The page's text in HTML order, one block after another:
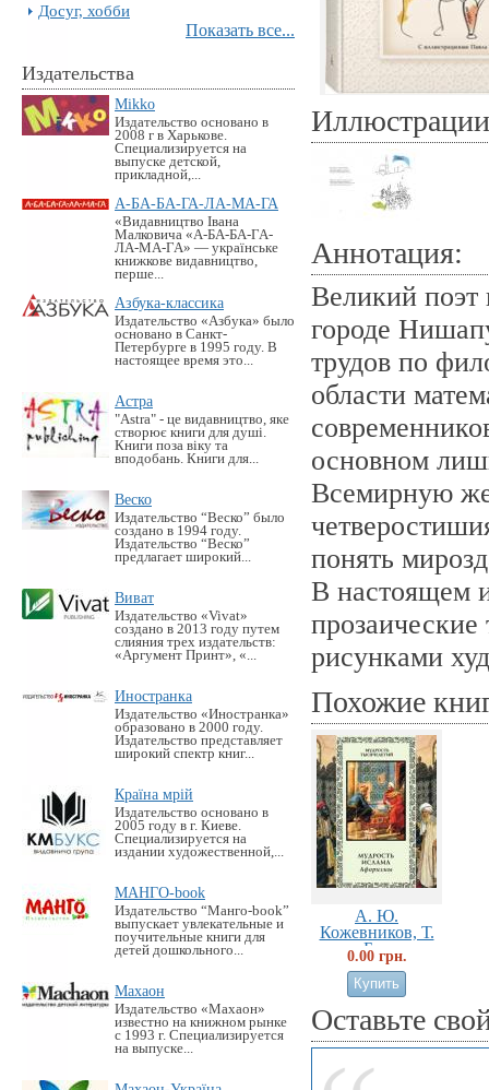
Досуг, хобби
Показать все...
Издательства
Mikko
Издательство основано в
2008 г в Харькове.
Специализируется на
выпуске детской,
прикладной,...
А-БА-БА-ГА-ЛА-МА-ГА
«Видавництво Івана
Малковича «А-БА-БА-ГА-
ЛА-МА-ГА» — українське
книжкове видавництво,
перше...
Азбука-классика
Издательство «Азбука» было
основано в Санкт-
Петербурге в 1995 году. В
настоящее время это...
Астра
"Astra" - це видавництво, яке
створює книги для душі.
Книги поза віку та
вподобань. Книги для...
Веско
Издательство “Веско” было
создано в 1994 году.
Издательство “Веско”
предлагает широкий...
Виват
Издательство «Vivat»
создано в 2013 году путем
слияния трех издательств:
«Аргумент Принт», «...
Иностранка
Издательство «Иностранка»
образовано в 2000 году.
Издательство представляет
широкий спектр книг...
Країна мрій
Издательство основано в
2005 году в г. Киеве.
Специализируется на
издании художественной,...
МАНГО-book
Издательство “Манго-book”
выпускает увлекательные и
поучительные книги для
детей дошкольного...
Махаон
Издательство «Махаон»
известно на книжном рынке
с 1993 г. Специализируется
на выпуске...
Иллюстрации
Аннотация:
Великий
городе
трудов по
области
основном
Всемирную
понять
В настоящем
рисунками
Похожие
А. Ю.
Кожевников, Т.
Б....
0.00 грн.
Оставьте